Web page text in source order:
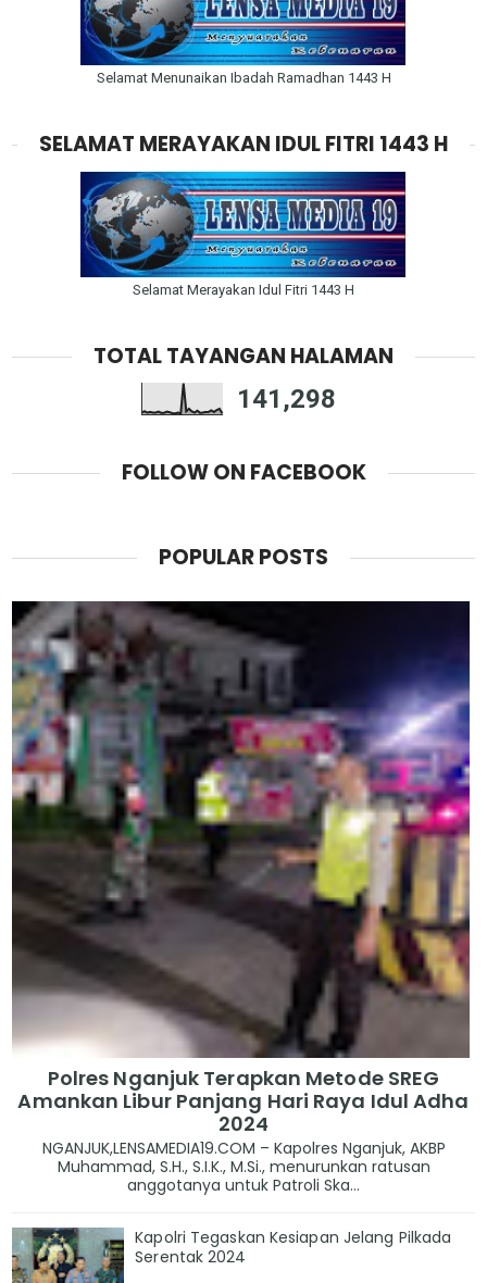
Selamat Menunaikan Ibadah Ramadhan 1443 H
SELAMAT MERAYAKAN IDUL FITRI 1443 H
Selamat Merayakan Idul Fitri 1443 H
TOTAL TAYANGAN HALAMAN
141,298
FOLLOW ON FACEBOOK
POPULAR POSTS
Polres Nganjuk Terapkan Metode SREG
Amankan Libur Panjang Hari Raya Idul Adha
2024
NGANJUK,LENSAMEDIA19.COM – Kapolres Nganjuk, AKBP
Muhammad, S.H., S.I.K., M.Si., menurunkan ratusan
anggotanya untuk Patroli Ska...
Kapolri Tegaskan Kesiapan Jelang Pilkada
Serentak 2024